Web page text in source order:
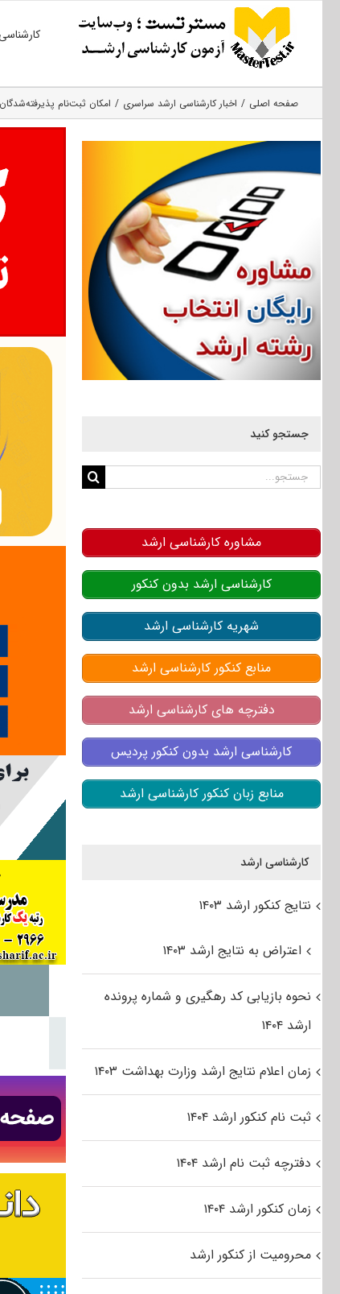
صفحه اصلی اخبار کارشناسی ارشد سراسری امکان ثبت‌نام پذیرفته‌شدگان
جستجو کنید
جستجو
مشاوره کارشناسی ارشد
کارشناسی ارشد بدون کنکور
شهریه کارشناسی ارشد
منابع کنکور کارشناسی ارشد
دفترچه های کارشناسی ارشد
کارشناسی ارشد بدون کنکور پردیس
منابع زبان کنکور کارشناسی ارشد
کارشناسی ارشد
نتایج کنکور ارشد ۱۴۰۳
اعتراض به نتایج ارشد ۱۴۰۳
نحوه بازیابی کد رهگیری و شماره پرونده
ارشد ۱۴۰۴
زمان اعلام نتایج ارشد وزارت بهداشت ۱۴۰۳
ثبت نام کنکور ارشد ۱۴۰۴
دفترچه ثبت نام ارشد ۱۴۰۴
زمان کنکور ارشد ۱۴۰۴
محرومیت از کنکور ارشد